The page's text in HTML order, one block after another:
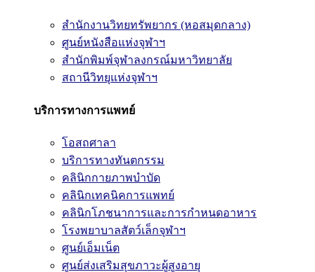
สำนักงานวิทยทรัพยากร (หอสมุดกลาง)
ศูนย์หนังสือแห่งจุฬาฯ
สำนักพิมพ์จุฬาลงกรณ์มหาวิทยาลัย
สถานีวิทยุแห่งจุฬาฯ
บริการทางการแพทย์
โอสถศาลา
บริการทางทันตกรรม
คลินิกกายภาพบำบัด
คลินิกเทคนิคการแพทย์
คลินิกโภชนาการและการกำหนดอาหาร
โรงพยาบาลสัตว์เล็กจุฬาฯ
ศูนย์เอ็มเน็ต
ศูนย์ส่งเสริมสุขภาวะผู้สูงอายุ